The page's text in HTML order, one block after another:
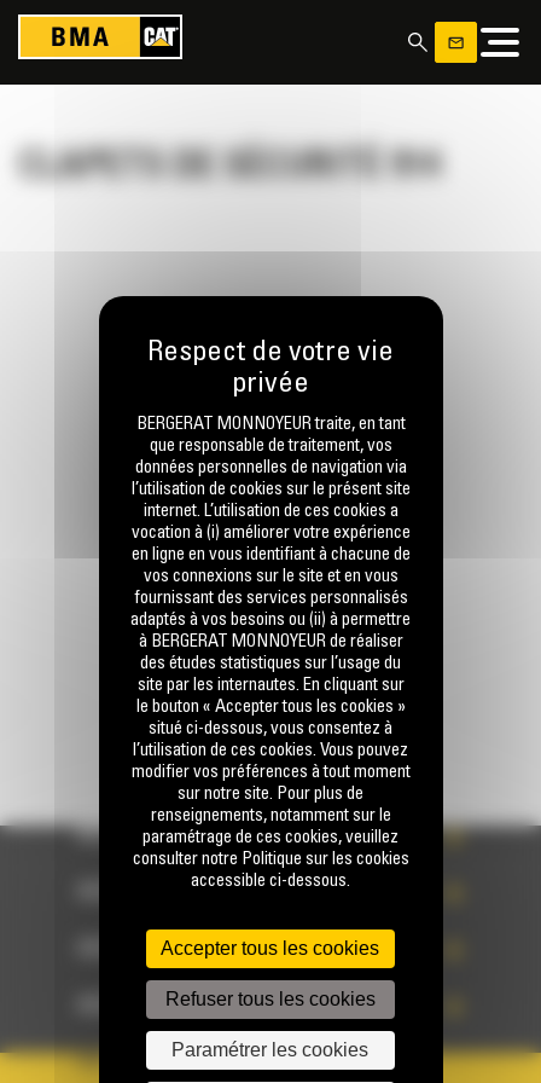
CLAPETS DE SÉCURITÉ 914
Appelez-nous
0770 555 556
Écrivez-nous
ENVOYER LA DEMANDE
ACCÈS RAPIDE
ACCÈS RAPIDE
ACCÈS RAPIDE
ACCÈS RAPIDE
PAYS
Panneau de gestion des cookies
BERGERAT MONNOYEUR traite, en tant
que responsable de traitement, vos
données personnelles de navigation via
l’utilisation de cookies sur le présent site
internet. L’utilisation de ces cookies a
vocation à (i) améliorer votre expérience
en ligne en vous identifiant à chacune de
vos connexions sur le site et en vous
fournissant des services personnalisés
adaptés à vos besoins ou (ii) à permettre
à BERGERAT MONNOYEUR de réaliser
des études statistiques sur l’usage du
site par les internautes. En cliquant sur
le bouton « Accepter tous les cookies »
situé ci-dessous, vous consentez à
l’utilisation de ces cookies. Vous pouvez
modifier vos préférences à tout moment
sur notre site. Pour plus de
renseignements, notamment sur le
paramétrage de ces cookies, veuillez
consulter notre Politique sur les cookies
accessible ci-dessous.
Accepter tous les cookies
Refuser tous les cookies
Paramétrer les cookies